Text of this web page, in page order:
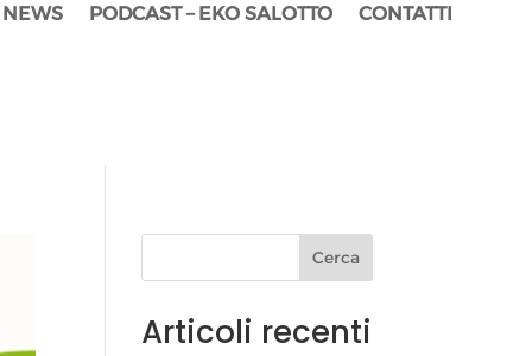
NEWS PODCAST – EKO SALOTTO CONTATTI
Cerca
Articoli recenti